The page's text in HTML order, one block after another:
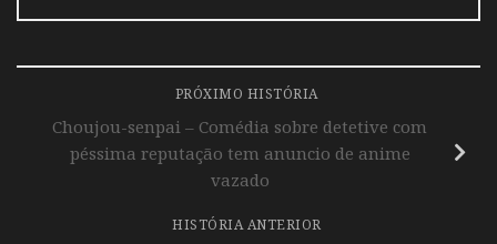
PRÓXIMO HISTÓRIA
Choujou-senpai – Comédia sobre detetive com
péssima reputação tem anuncio de anime
vazado
HISTÓRIA ANTERIOR